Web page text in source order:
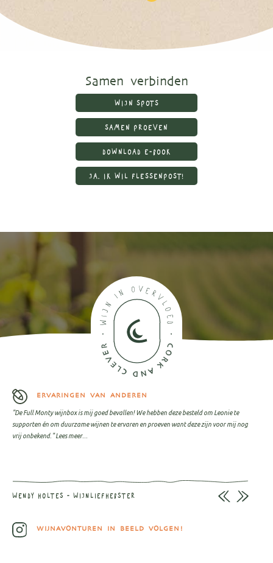
Samen verbinden
WIJN SPOTS
SAMEN PROEVEN
DOWNLOAD E-BOOK
JA, IK WIL FLESSENPOST!
ERVARINGEN VAN ANDEREN
"De Full Monty wijnbox is mij goed bevallen! We hebben deze besteld om Leonie te
supporten én om duurzame wijnen te ervaren en proeven want deze zijn voor mij nog
vrij onbekend."Lees meer...
WENDY HOLTES - WIJNLIEFHEBSTER
WIJNAVONTUREN IN BEELD VOLGEN!